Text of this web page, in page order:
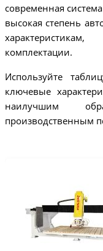
современная
высокая степень
комплектации.
Используйте
ключевые
наилучшим
производственным